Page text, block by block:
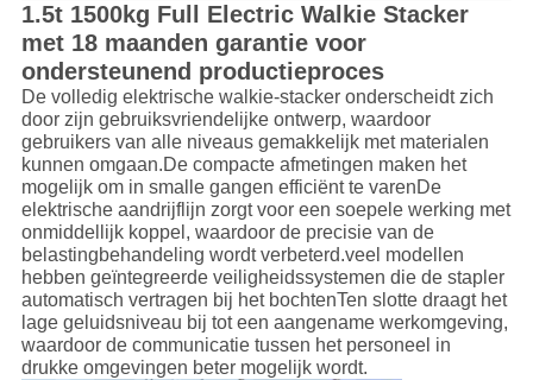
1.5t 1500kg Full Electric Walkie Stacker
met 18 maanden garantie voor
ondersteunend productieproces
De volledig elektrische walkie-stacker onderscheidt zich
door zijn gebruiksvriendelijke ontwerp, waardoor
gebruikers van alle niveaus gemakkelijk met materialen
kunnen omgaan.De compacte afmetingen maken het
mogelijk om in smalle gangen efficiënt te varenDe
elektrische aandrijflijn zorgt voor een soepele werking met
onmiddellijk koppel, waardoor de precisie van de
belastingbehandeling wordt verbeterd.veel modellen
hebben geïntegreerde veiligheidssystemen die de stapler
automatisch vertragen bij het bochtenTen slotte draagt het
lage geluidsniveau bij tot een aangename werkomgeving,
waardoor de communicatie tussen het personeel in
drukke omgevingen beter mogelijk wordt.